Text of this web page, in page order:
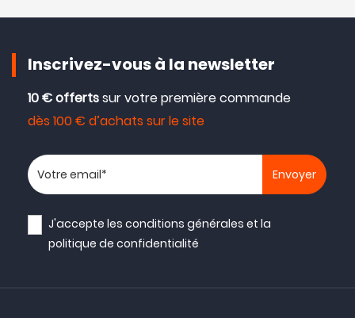
Inscrivez-vous à la newsletter
10 € offertssur votre première commande
dès 100 € d’achats sur le site
Votre adresse email
J'accepte lesconditions générales et la
politique de confidentialité